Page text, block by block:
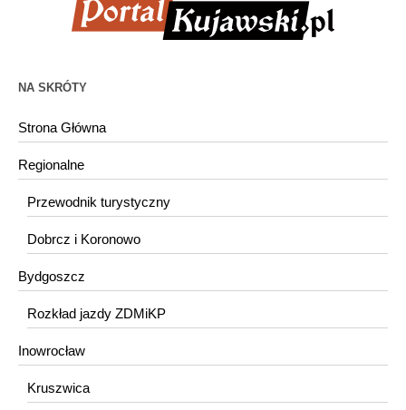
NA SKRÓTY
Strona Główna
Regionalne
Przewodnik turystyczny
Dobrcz i Koronowo
Bydgoszcz
Rozkład jazdy ZDMiKP
Inowrocław
Kruszwica